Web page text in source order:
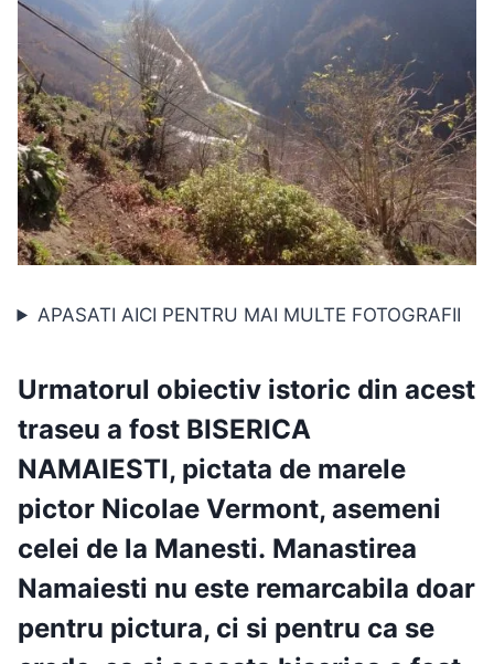
APASATI AICI PENTRU MAI MULTE FOTOGRAFII
Urmatorul obiectiv istoric din acest
traseu a fost BISERICA
NAMAIESTI,pictata de marele
pictor Nicolae Vermont, asemeni
celei de la Manesti. Manastirea
Namaiesti nu este remarcabila doar
pentru pictura, ci si pentru ca se